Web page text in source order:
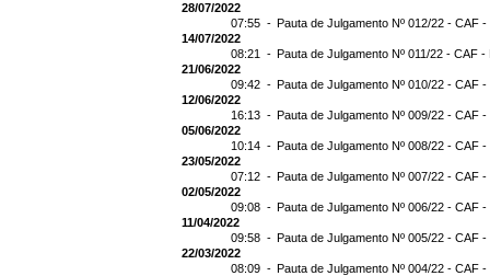
28/07/2022
07:55 - Pauta de Julgamento Nº 012/22 - CAF
14/07/2022
08:21 - Pauta de Julgamento Nº 011/22 - CAF -
21/06/2022
09:42 - Pauta de Julgamento Nº 010/22 - CAF
12/06/2022
16:13 - Pauta de Julgamento Nº 009/22 - CAF
05/06/2022
10:14 - Pauta de Julgamento Nº 008/22 - CAF
23/05/2022
07:12 - Pauta de Julgamento Nº 007/22 - CAF
02/05/2022
09:08 - Pauta de Julgamento Nº 006/22 - CAF
11/04/2022
09:58 - Pauta de Julgamento Nº 005/22 - CAF
22/03/2022
08:09 - Pauta de Julgamento Nº 004/22 - CAF